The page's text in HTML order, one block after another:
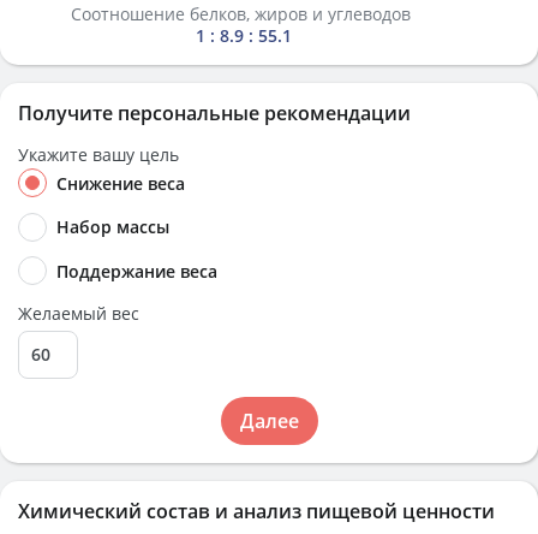
Химический состав и анализ пищевой ценности
Соотношение белков, жиров и углеводов
1 : 8.9 : 55.1
Получите персональные рекомендации
Укажите вашу цель
Снижение веса
Набор массы
Поддержание веса
Желаемый вес
Далее